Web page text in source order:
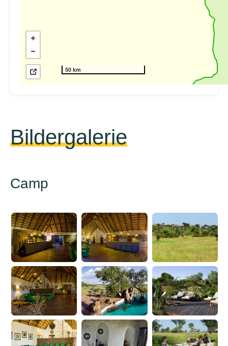
50 km
Bildergalerie
Camp